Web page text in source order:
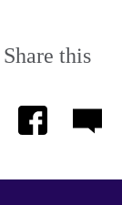
Share this